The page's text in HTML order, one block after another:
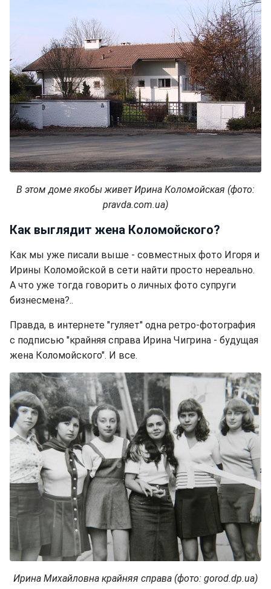
В этом доме якобы живет Ирина Коломойская (фото:
pravda.com.ua)
Как выглядит жена Коломойского?
Как мы уже писали выше - совместных фото Игоря и
Ирины Коломойской в сети найти просто нереально.
А что уже тогда говорить о личных фото супруги
бизнесмена?..
Правда, в интернете "гуляет" одна ретро-фотография
с подписью "крайняя справа Ирина Чигрина - будущая
жена Коломойского". И все.
Ирина Михайловна крайняя справа (фото: gorod.dp.ua)